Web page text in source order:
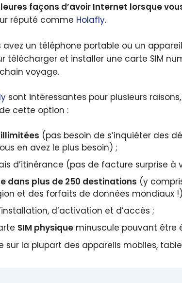
façons d’avoir Internet lorsque
réputé comme Holafly.
avez un téléphone portable ou un
télécharger et installer une carte SIM
voyage.
sont intéressantes pour plusieurs
cette option :
(pas besoin de s’inquiéter des
en avez le plus besoin) ;
d’itinérance (pas de facture surprise à
dans plus de 250 destinations (y
et des forfaits de données mondiaux
d’activation et d’accès ;
SIM physiqueminuscule pouvant être
sur la plupart des appareils mobiles,